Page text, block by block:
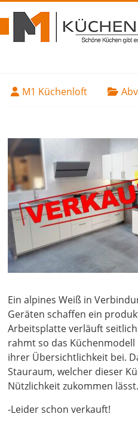
M1 Küchenloft
Ein alpines Weiß in
Geräten schaffen ein
Arbeitsplatte verläuft
rahmt so das
ihrer Übersichtlichkeit bei.
Stauraum, welcher dieser
Nützlichkeit zukommen lässt.
-Leider schon verkauft!